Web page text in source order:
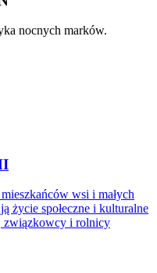
nocnych marków.
wsi i małych
życie społeczne i kulturalne
związkowcy i rolnicy